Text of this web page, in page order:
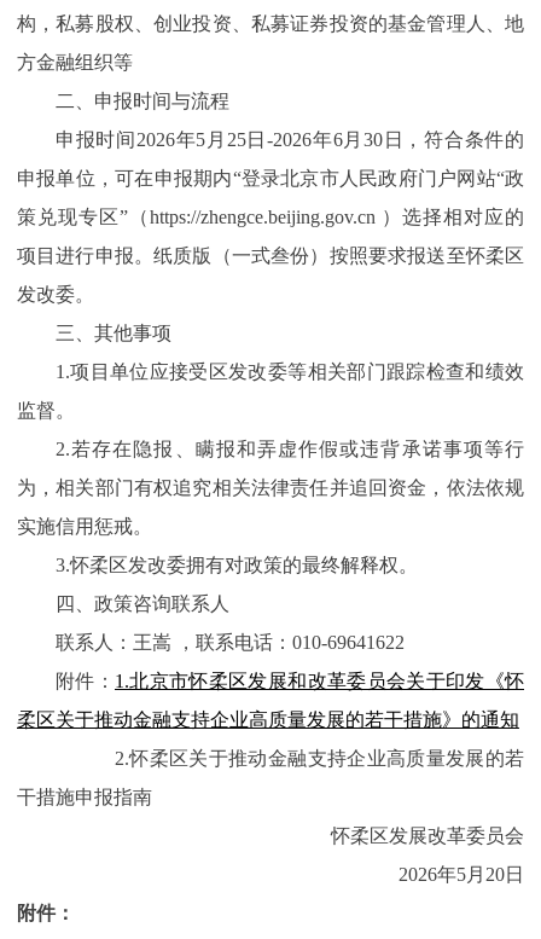
构，私募股权、创业投资、私募证券投资的基金管理人、地
方金融组织等
二、申报时间与流程
申报时间2026年5月25日-2026年6月30日，符合条件的
申报单位，可在申报期内“登录北京市人民政府门户网站“政
策兑现专区”（https://zhengce.beijing.gov.cn ）选择相对应的
项目进行申报。纸质版（一式叁份）按照要求报送至怀柔区
发改委。
三、其他事项
1.项目单位应接受区发改委等相关部门跟踪检查和绩效
监督。
2.若存在隐报、瞒报和弄虚作假或违背承诺事项等行
为，相关部门有权追究相关法律责任并追回资金，依法依规
实施信用惩戒。
3.怀柔区发改委拥有对政策的最终解释权。
四、政策咨询联系人
联系人：王嵩 ，联系电话：010-69641622
附件： 1.北京市怀柔区发展和改革委员会关于印发《怀
柔区关于推动金融支持企业高质量发展的若干措施》的通知
2.怀柔区关于推动金融支持企业高质量发展的若
干措施申报指南
怀柔区发展改革委员会
2026年5月20日
附件：